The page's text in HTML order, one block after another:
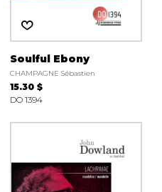
Soulful Ebony
CHAMPAGNE Sébastien
15.30 $
DO 1394